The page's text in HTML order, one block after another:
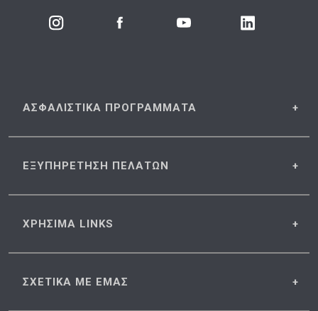
ΑΣΦΑΛΙΣΤΙΚΑ ΠΡΟΓΡΑΜΜΑΤΑ
ΕΞΥΠΗΡΕΤΗΣΗ ΠΕΛΑΤΩΝ
ΧΡΗΣΙΜΑ LINKS
ΣΧΕΤΙΚΑ ΜΕ ΕΜΑΣ